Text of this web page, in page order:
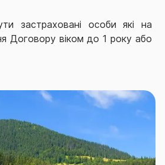
застраховані особи які на
Договору віком до 1 року або
у встановленому законом
осіб, які будуть
наступними видами
відпочинку/спорту:
скелелазанням, парашутним